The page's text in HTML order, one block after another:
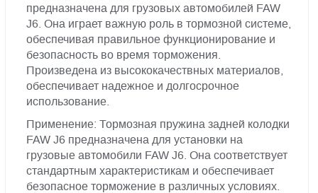
предназначена для грузовых автомобилей FAW
J6. Она играет важную роль в тормозной системе,
обеспечивая правильное функционирование и
безопасность во время торможения.
Произведена из высококачествных материалов,
обеспечивает надежное и долгосрочное
использование.
Применение: Тормозная пружина задней колодки
FAW J6 предназначена для установки на
грузовые автомобили FAW J6. Она соответствует
стандартным характеристикам и обеспечивает
безопасное торможение в различных условиях.